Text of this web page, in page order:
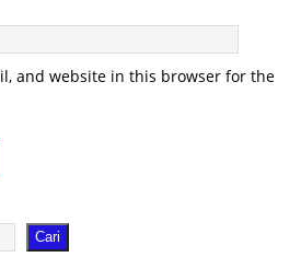
and website in this browser for the
Cari